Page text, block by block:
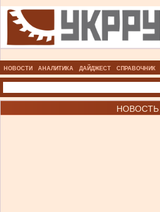
НОВОСТИ АНАЛИТИКА ДАЙДЖЕСТ СПРАВОЧНИК
НОВОСТЬ